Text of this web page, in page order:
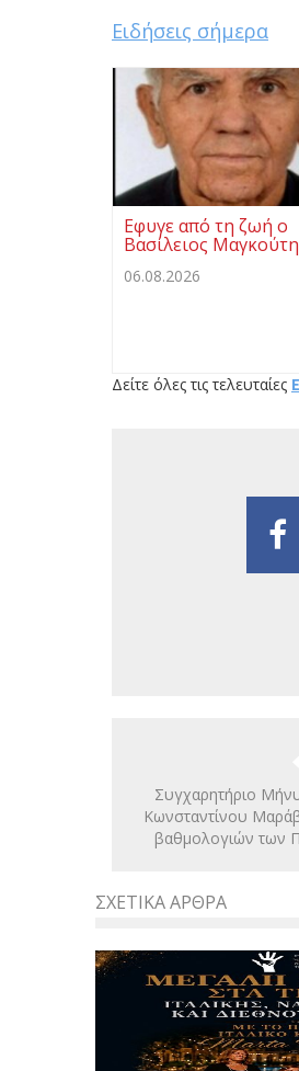
Ειδήσεις σήμερα
Eφυγε από τη ζωή ο
Βασίλειος
06.08.2026
Δείτε όλες τις τελευταίες
Συγχαρητήριο
Κωνσταντίνου
βαθμολογιών των
ΣΧΕΤΙΚΆ ΆΡΘΡΑ